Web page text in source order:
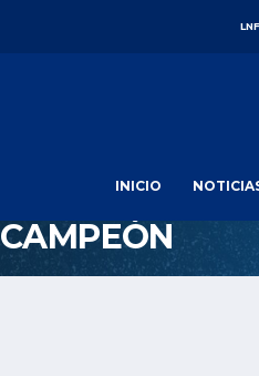
INICIO
CAMPEÓN